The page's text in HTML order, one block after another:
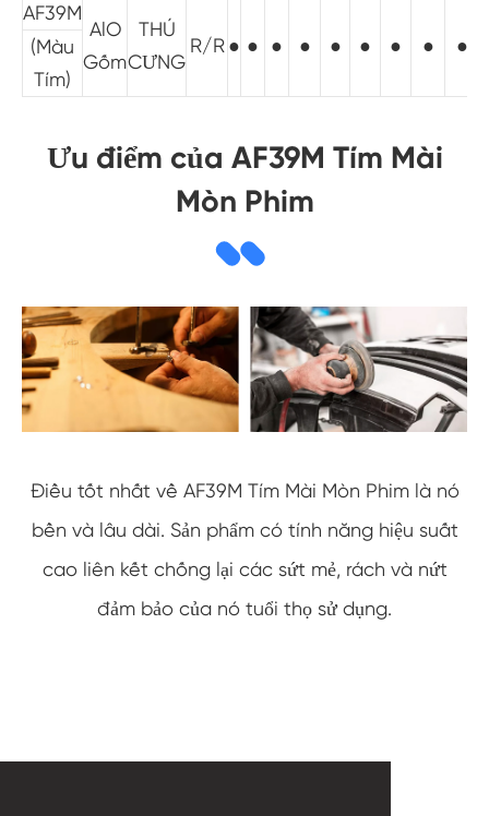
AF39M
AlO
Gốm
THÚ
CƯNG
R/R ● ● ● ● ● ● ● ● ●
(Màu
Tím)
Ưu điểm của AF39M Tím Mài
Mòn Phim
Điều tốt nhất về AF39M Tím Mài Mòn Phim là nó
bền và lâu dài. Sản phẩm có tính năng hiệu suất
cao liên kết chống lại các sứt mẻ, rách và nứt
đảm bảo của nó tuổi thọ sử dụng.